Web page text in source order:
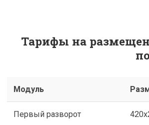
Тарифы на
Модуль
Первый разворот